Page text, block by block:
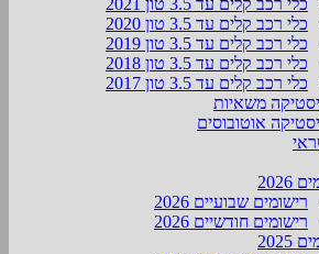
כלי רכב קלים עד 3.5 טון 2020
כלי רכב קלים עד 3.5 טון 2019
כלי רכב קלים עד 3.5 טון 2018
כלי רכב קלים עד 3.5 טון 2017
משאיות
אוטובוסים
רישומים שבועיים 2026
רישומים חודשיים 2026